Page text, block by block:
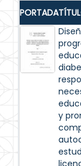
PORTADA
y